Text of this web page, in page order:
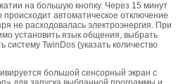
на большую кнопку. Через 15 минут
автоматическое отключение
не расходовалась электроэнергия. При
установить язык общения, выбрать
TwinDos (указать количество
большой сенсорный экран с